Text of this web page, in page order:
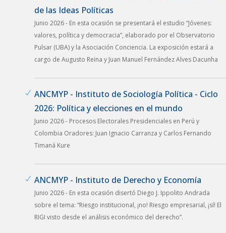
de las Ideas Políticas
Junio 2026 - En esta ocasión se presentará el estudio “Jóvenes:
valores, política y democracia”, elaborado por el Observatorio
Pulsar (UBA) y la Asociación Conciencia. La exposición estará a
cargo de Augusto Reina y Juan Manuel Fernández Alves Dacunha
ANCMYP - Instituto de Sociología Política - Ciclo
2026: Política y elecciones en el mundo
Junio 2026 - Procesos Electorales Presidenciales en Perú y
Colombia Oradores: Juan Ignacio Carranza y Carlos Fernando
Timaná Kure
ANCMYP - Instituto de Derecho y Economía
Junio 2026 - En esta ocasión disertó Diego J. Ippolito Andrada
sobre el tema: “Riesgo institucional, ¡no! Riesgo empresarial, ¡sí! El
RIGI visto desde el análisis económico del derecho”.